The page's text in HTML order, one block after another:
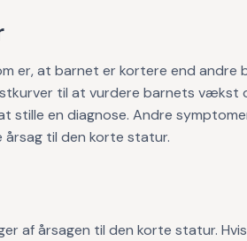
er, at barnet er kortere end andre
til at vurdere barnets vækst
stille en diagnose. Andre
årsag til den korte statur.
af årsagen til den korte statur.